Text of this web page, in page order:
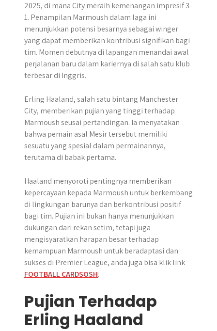
2025, di mana City meraih kemenangan impresif 3-
1. Penampilan Marmoush dalam laga ini
menunjukkan potensi besarnya sebagai winger
yang dapat memberikan kontribusi signifikan bagi
tim. Momen debutnya di lapangan menandai awal
perjalanan baru dalam kariernya di salah satu klub
terbesar di Inggris.
​Erling Haaland, salah satu bintang Manchester
City, memberikan pujian yang tinggi terhadap
Marmoush seusai pertandingan.​ Ia menyatakan
bahwa pemain asal Mesir tersebut memiliki
sesuatu yang spesial dalam permainannya,
terutama di babak pertama.
Haaland menyoroti pentingnya memberikan
kepercayaan kepada Marmoush untuk berkembang
di lingkungan barunya dan berkontribusi positif
bagi tim. Pujian ini bukan hanya menunjukkan
dukungan dari rekan setim, tetapi juga
mengisyaratkan harapan besar terhadap
kemampuan Marmoush untuk beradaptasi dan
sukses di Premier League, anda juga bisa klik link
FOOTBALL CARDSOSH.
Pujian Terhadap
Erling Haaland